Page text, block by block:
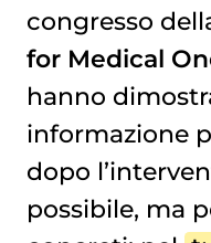
congresso
for Medical
hanno
informazione
dopo
possibile, ma